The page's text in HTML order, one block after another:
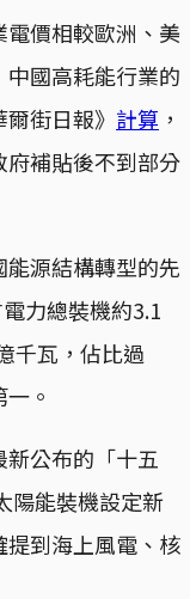
價相較歐洲、美
中國高耗能行業的
街日報》 計算 ，
補貼後不到部分
源結構轉型的先
力總裝機約3.1
千瓦，佔比過
。
新公布的「十五
陽能裝機設定新
到海上風電、核